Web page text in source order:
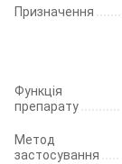
Призначення
Функція
препарату
Метод
застосування